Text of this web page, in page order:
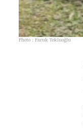
Photo : Faruk Tokluoğlu